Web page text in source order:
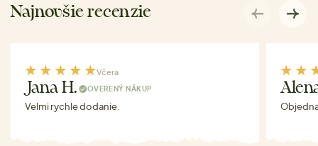
Najnovšie recenzie
Včera
Jana H. OVERENÝ NÁKUP
Velmi rychle dodanie.